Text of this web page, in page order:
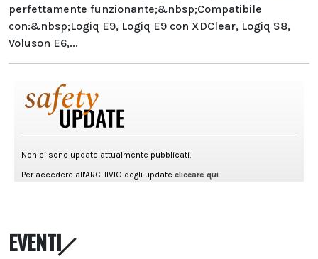
perfettamente funzionante;&nbsp;Compatibile
con:&nbsp;Logiq E9, Logiq E9 con XDClear, Logiq S8,
Voluson E6,...
EVENTI